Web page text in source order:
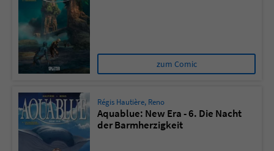
zum Comic
Régis Hautière, Reno
Aquablue: New Era - 6. Die Nacht
der Barmherzigkeit